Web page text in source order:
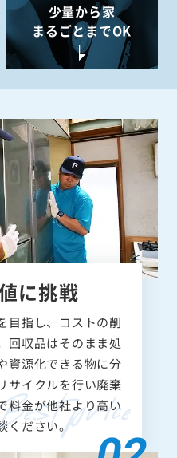
少量から家
まるごとまでOK
に挑戦
目指し、コストの削
回収品はそのまま処
資源化できる物に分
サイクルを行い廃棄
料金が他社より高い
ください。